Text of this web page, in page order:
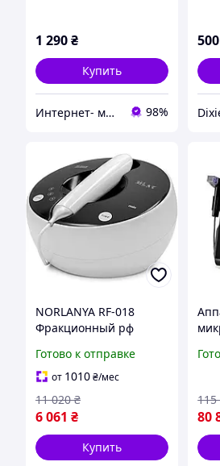
1 290₴
Купить
Интернет- магазин "Beauty" 98%
500
NORLANYA RF-018
Фракционный рф
аппарат для
фракционного
(частичного) rf-
лифтинг NEORF AMEG
Готово к отправке
от 1010₴/мес
6 061 ₴
11 020 ₴
Купить
80
115